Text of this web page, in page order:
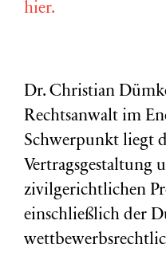
hier.
Dr. Christian
Rechtsanwalt im
Schwerpunkt liegt
Vertragsgestaltung
zivilgerichtlichen
einschließlich der